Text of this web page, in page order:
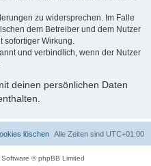
zu widersprechen. Im Falle
dem Betreiber und dem Nutzer
sofortiger Wirkung.
und verbindlich, wenn der Nutzer
deinen persönlichen Daten
Alle Zeiten sind UTC+01:00
löschen
© phpBB Limited